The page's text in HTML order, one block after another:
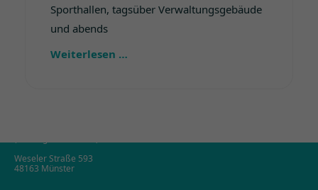
Sporthallen, tagsüber Verwaltungsgebäude
und abends
Weiterlesen …
Weseler Straße 593
48163 Münster